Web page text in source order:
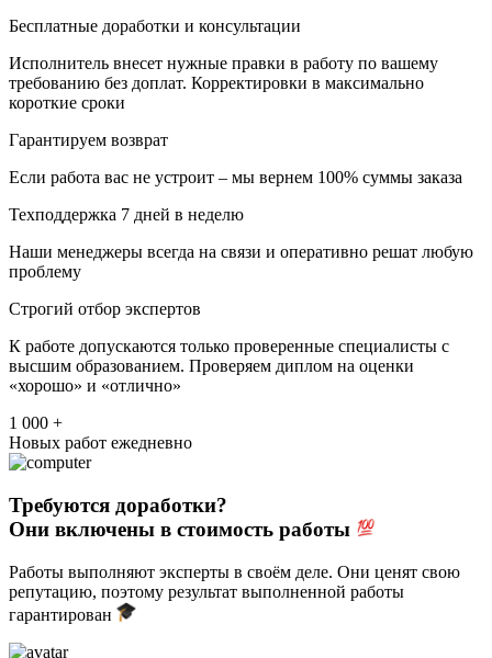
Бесплатные доработки и консультации
Исполнитель внесет нужные правки в работу по вашему
требованию без доплат. Корректировки в максимально
короткие сроки
Гарантируем возврат
Если работа вас не устроит – мы вернем 100% суммы заказа
Техподдержка 7 дней в неделю
Наши менеджеры всегда на связи и оперативно решат любую
проблему
Строгий отбор экспертов
К работе допускаются только проверенные специалисты с
высшим образованием. Проверяем диплом на оценки
«хорошо» и «отлично»
1 000 +
Новых работ ежедневно
Требуются доработки?
Они включены в стоимость работы
Работы выполняют эксперты в своём деле. Они ценят свою
репутацию, поэтому результат выполненной работы
гарантирован